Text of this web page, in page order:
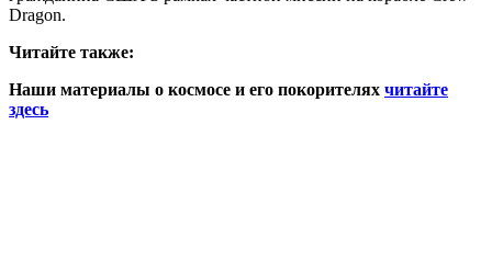
Dragon.
Читайте также:
Наши материалы о космосе и его покорителях читайте
здесь